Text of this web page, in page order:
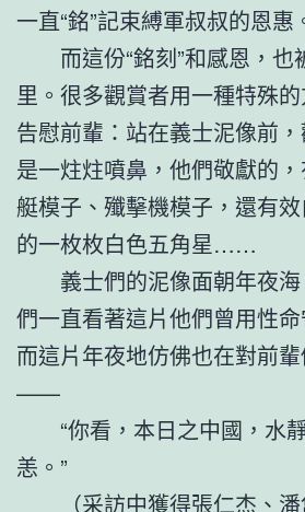
一直“銘”記束縛軍叔叔的恩惠
而這份“銘刻”和感恩，
里。很多觀賞者用一種特殊的
告慰前輩：站在義士泥像前
是一炷炷噴鼻，他們敬獻的
艇模子、殲擊機模子，還有
的一枚枚白色五角星……
義士們的泥像面朝年夜
們一直看著這片他們曾用性命
而這片年夜地仿佛也在對前
——
“你看，本日之中國，水
恙。”
（采訪中獲得張仁杰、